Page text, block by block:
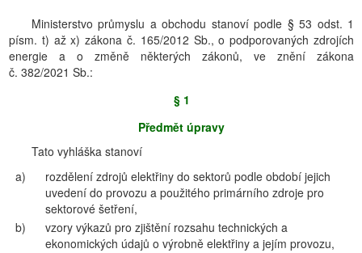
Ministerstvo průmyslu a obchodu stanoví podle § 53 odst. 1
písm. t) až x) zákona č. 165/2012 Sb., o podporovaných zdrojích
energie a o změně některých zákonů, ve znění zákona
č. 382/2021 Sb.:
§ 1
Předmět úpravy
Tato vyhláška stanoví
a)
rozdělení zdrojů elektřiny do sektorů podle období jejich
uvedení do provozu a použitého primárního zdroje pro
sektorové šetření,
b)
vzory výkazů pro zjištění rozsahu technických a
ekonomických údajů o výrobně elektřiny a jejím provozu,